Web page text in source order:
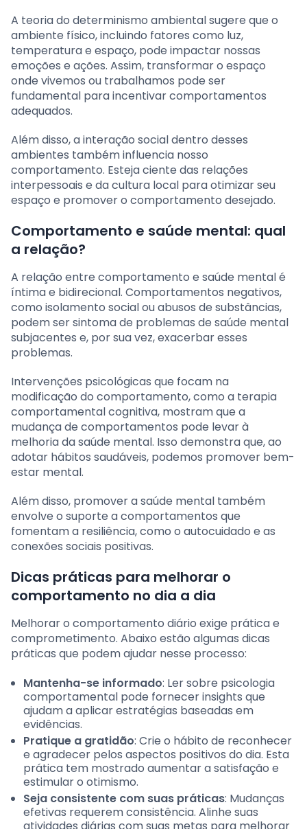
A teoria do determinismo ambiental sugere que o
ambiente físico, incluindo fatores como luz,
temperatura e espaço, pode impactar nossas
emoções e ações. Assim, transformar o espaço
onde vivemos ou trabalhamos pode ser
fundamental para incentivar comportamentos
adequados.
Além disso, a interação social dentro desses
ambientes também influencia nosso
comportamento. Esteja ciente das relações
interpessoais e da cultura local para otimizar seu
espaço e promover o comportamento desejado.
Comportamento e saúde mental: qual
a relação?
A relação entre comportamento e saúde mental é
íntima e bidirecional. Comportamentos negativos,
como isolamento social ou abusos de substâncias,
podem ser sintoma de problemas de saúde mental
subjacentes e, por sua vez, exacerbar esses
problemas.
Intervenções psicológicas que focam na
modificação do comportamento, como a terapia
comportamental cognitiva, mostram que a
mudança de comportamentos pode levar à
melhoria da saúde mental. Isso demonstra que, ao
adotar hábitos saudáveis, podemos promover bem-
estar mental.
Além disso, promover a saúde mental também
envolve o suporte a comportamentos que
fomentam a resiliência, como o autocuidado e as
conexões sociais positivas.
Dicas práticas para melhorar o
comportamento no dia a dia
Melhorar o comportamento diário exige prática e
comprometimento. Abaixo estão algumas dicas
práticas que podem ajudar nesse processo:
Mantenha-se informado: Ler sobre psicologia
comportamental pode fornecer insights que
ajudam a aplicar estratégias baseadas em
evidências.
Pratique a gratidão: Crie o hábito de reconhecer
e agradecer pelos aspectos positivos do dia. Esta
prática tem mostrado aumentar a satisfação e
estimular o otimismo.
Seja consistente com suas práticas: Mudanças
efetivas requerem consistência. Alinhe suas
atividades diárias com suas metas para melhorar